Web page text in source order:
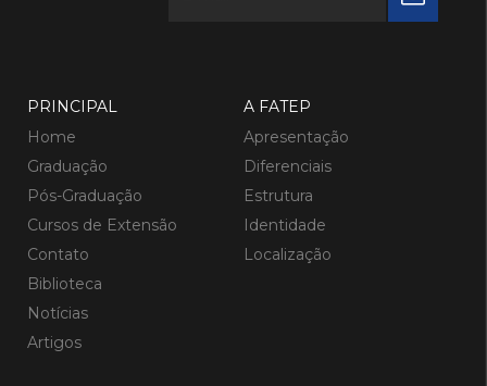
PRINCIPAL
Home
Graduação
Pós-Graduação
Cursos de Extensão
Contato
Biblioteca
Notícias
Artigos
A FATEP
Apresentação
Diferenciais
Estrutura
Identidade
Localização